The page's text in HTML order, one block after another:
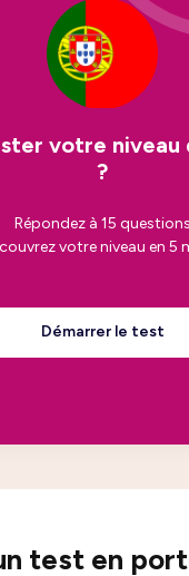
votre niveau
?
Répondez à 15 questions
votre niveau en 5
Démarrer le test
test en